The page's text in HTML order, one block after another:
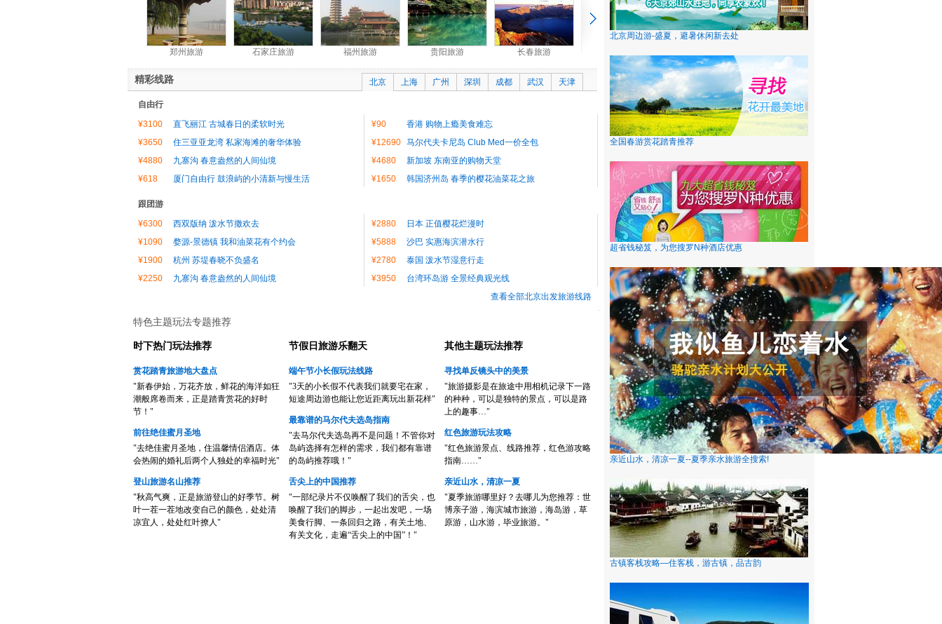
郑州旅游 石家庄旅游 福州旅游 贵阳旅游 长春旅游
北京 上海 广州 深圳 成都 武汉 天津
精彩线路
自由行
¥3100
直飞丽江 古城春日的柔软时光 ¥90
香港 购物上瘾美食难忘
¥3650
住三亚亚龙湾 私家海滩的奢华体验 ¥12690 马尔代夫卡尼岛 Club Med一价全包
¥4880
九寨沟 春意盎然的人间仙境 ¥4680
新加坡 东南亚的购物天堂
¥618
厦门自由行 鼓浪屿的小清新与慢生活 ¥1650 韩国济州岛 春季的樱花油菜花之旅
跟团游
¥6300
西双版纳 泼水节撒欢去 ¥2880
日本 正值樱花烂漫时
¥1090
婺源-景德镇 我和油菜花有个约会 ¥5888
沙巴 实惠海滨潜水行
¥1900
杭州 苏堤春晓不负盛名 ¥2780
泰国 泼水节湿意行走
¥2250
九寨沟 春意盎然的人间仙境 ¥3950
台湾环岛游 全景经典观光线
查看全部北京出发旅游线路
特色主题玩法专题推荐
时下热门玩法推荐
赏花踏青旅游地大盘点
"新春伊始，万花齐放，鲜花的海洋如狂
潮般席卷而来，正是踏青赏花的好时
节！"
前往绝佳蜜月圣地
"去绝佳蜜月圣地，住温馨情侣酒店。体
会热闹的婚礼后两个人独处的幸福时光"
登山旅游名山推荐
"秋高气爽，正是旅游登山的好季节。树
叶一茬一茬地改变自己的颜色，处处清
凉宜人，处处红叶撩人"
节假日旅游乐翻天
端午节小长假玩法线路
"3天的小长假不代表我们就要宅在家，
短途周边游也能让您近距离玩出新花样"
最靠谱的马尔代夫选岛指南
"去马尔代夫选岛再不是问题！不管你对
岛屿选择有怎样的需求，我们都有靠谱
的岛屿推荐哦！"
舌尖上的中国推荐
"一部纪录片不仅唤醒了我们的舌尖，也
唤醒了我们的脚步，一起出发吧，一场
美食行脚、一条回归之路，有关土地、
有关文化，走遍“舌尖上的中国”！"
其他主题玩法推荐
寻找单反镜头中的美景
"旅游摄影是在旅途中用相机记录下一路
的种种，可以是独特的景点，可以是路
上的趣事…"
红色旅游玩法攻略
"红色旅游景点、线路推荐，红色游攻略
指南……"
亲近山水，清凉一夏
"夏季旅游哪里好？去哪儿为您推荐：世
博亲子游，海滨城市旅游，海岛游，草
原游，山水游，毕业旅游。"
北京周边游-盛夏，避暑休闲新去处
全国春游赏花踏青推荐
超省钱秘笈，为您搜罗N种酒店优惠
亲近山水，清凉一夏--夏季亲水旅游全搜索!
古镇客栈攻略—住客栈，游古镇，品古韵